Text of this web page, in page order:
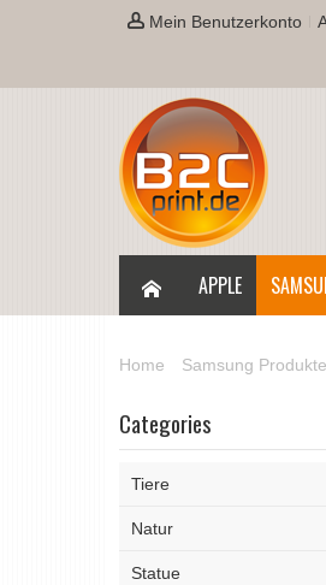
Mein Benutzerkonto
APPLE
Home Samsung Produkte
Categories
Tiere
Natur
Statue